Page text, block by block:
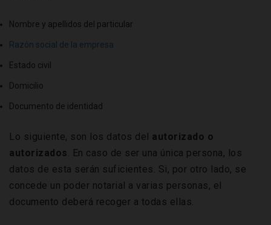
Nombre y apellidos del particular
Razón social de la empresa
Estado civil
Domicilio
Documento de identidad
Lo siguiente, son los datos del autorizado o
autorizados. En caso de ser una única persona, los
datos de esta serán suficientes. Si, por otro lado, se
concede un poder notarial a varias personas, el
documento deberá recoger a todas ellas.